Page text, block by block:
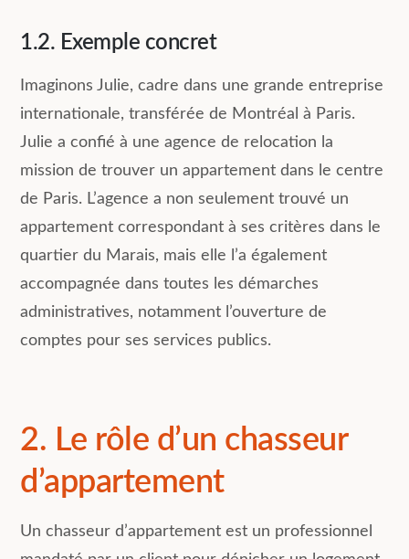
1.2. Exemple concret
Imaginons Julie, cadre dans une grande entreprise
internationale, transférée de Montréal à Paris.
Julie a confié à une agence de relocation la
mission de trouver un appartement dans le centre
de Paris. L’agence a non seulement trouvé un
appartement correspondant à ses critères dans le
quartier du Marais, mais elle l’a également
accompagnée dans toutes les démarches
administratives, notamment l’ouverture de
comptes pour ses services publics.
2. Le rôle d’un chasseur
d’appartement
Un chasseur d’appartement est un professionnel